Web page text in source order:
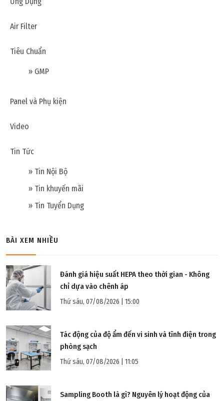
Lựa chọn Panel cho nhà máy Dược phẩm
Thứ tư, 10/08/2022 | 15:28
Tường phòng sạch cần những gì
Air Filter
Tiêu Chuẩn
» GMP
Panel và Phụ kiện
Video
Tin Tức
» Tin Nội Bộ
» Tin khuyến mãi
» Tin Tuyển Dụng
BÀI XEM NHIỀU
Đánh giá hiệu suất HEPA theo thời gian - Không
chỉ dựa vào chênh áp
Thứ sáu, 07/08/2026 | 15:00
Tác động của độ ẩm đến vi sinh và tĩnh điện trong
phòng sạch
Thứ sáu, 07/08/2026 | 11:05
Sampling Booth là gì? Nguyên lý hoạt động của